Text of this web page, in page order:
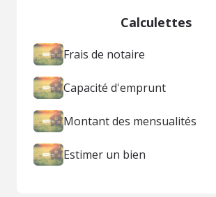
Calculettes
Frais de notaire
Capacité d'emprunt
Montant des mensualités
Estimer un bien